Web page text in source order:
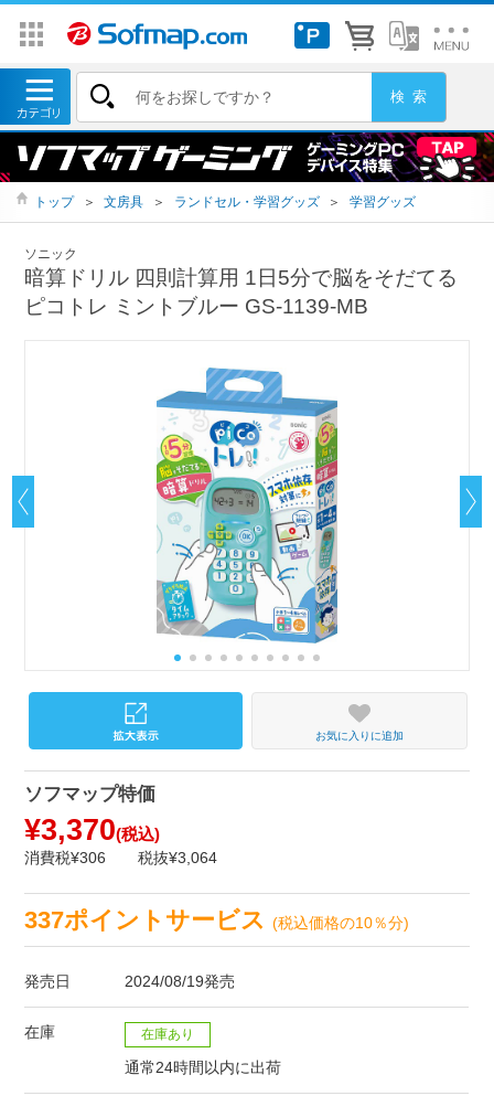
トップ ＞ 文房具 ＞ ランドセル・学習グッズ ＞ 学習グッズ
ソニック
暗算ドリル 四則計算用 1日5分で脳をそだてる
ピコトレ ミントブルー GS-1139-MB
お気に入りに追加
ソフマップ特価
¥3,370(税込)
消費税¥306 税抜¥3,064
337ポイントサービス(税込価格の10％分)
発売日 2024/08/19発売
在庫 在庫あり
通常24時間以内に出荷